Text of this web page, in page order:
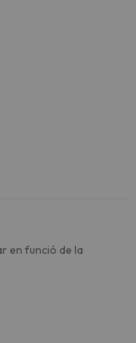
en funció de la